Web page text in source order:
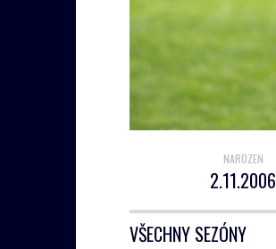
NAROZEN
2.11.2006
VŠECHNY SEZÓNY